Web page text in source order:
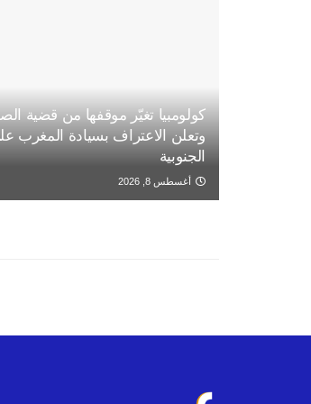
كولومبيا تغيّر موقفها من قضية
وتعلن الاعتراف بسيادة المغرب
الجنوبية
أغسطس 8, 2026